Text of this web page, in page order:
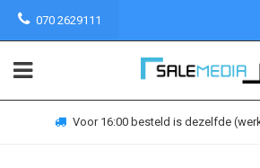
070 2629111
Voor 16:00 besteld is dezelfde